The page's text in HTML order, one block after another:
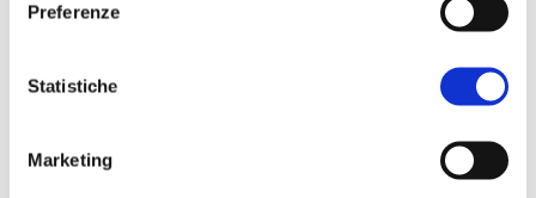
Preferenze
Statistiche
Marketing
Questa è un'anteprima del contenuto
che stavi cercando. Per accedere alla